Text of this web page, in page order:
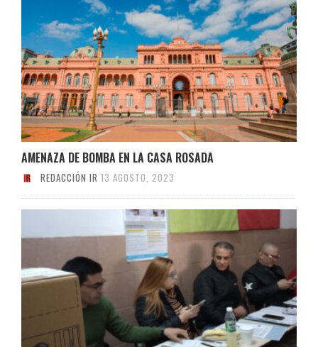
AMENAZA DE BOMBA EN LA CASA ROSADA
REDACCIÓN IR 13 AGOSTO, 2023